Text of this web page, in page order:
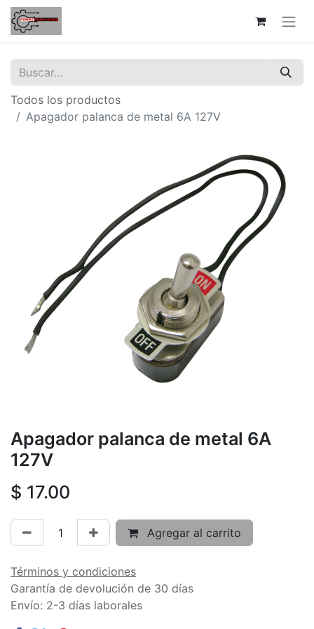
Todos los productos
Apagador palanca de metal 6A 127V
Apagador palanca de metal 6A
127V
$ 17.00
Agregar al carrito
Términos y condiciones
Garantía de devolución de 30 días
Envío: 2-3 días laborales